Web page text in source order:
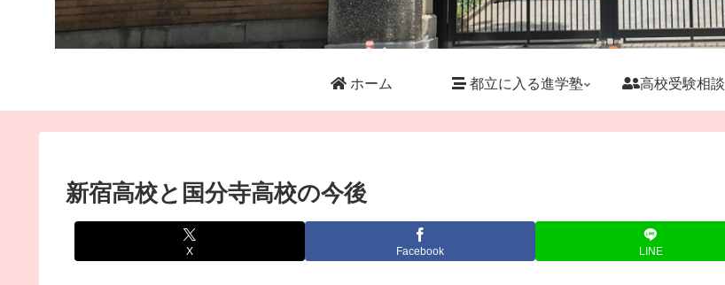
ホーム 都立に入る進学塾 高校受験相談
新宿高校と国分寺高校の今後
X Facebook LINE